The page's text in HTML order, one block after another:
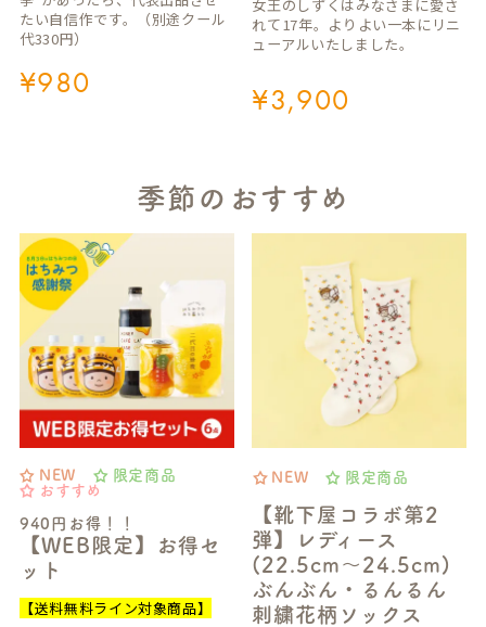
¥980
たい自信作です。（別途クール
代330円）
¥3,900
女王のしずくはみなさまに愛さ
れて17年。よりよい一本にリニ
ューアルいたしました。
季節のおすすめ
940円お得！！
【WEB限定】お得セ
ット
NEW
限定商品
おすすめ
【送料無料ライン対象商品】
【靴下屋コラボ第2
弾】レディース
(22.5cm～24.5cm)
ぶんぶん・るんるん
刺繍花柄ソックス
NEW 限定商品